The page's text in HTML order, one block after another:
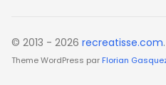
© 2013 - 2026 recreatisse.com
Theme WordPress par Florian